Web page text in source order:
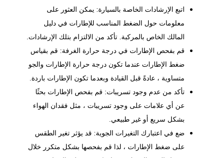
اتبع الإرشادات الخاصة بالسيارة: يمكن العثور على
معلومات حول الضغط المناسب للإطارات في دليل
المالك الخاص بالمركبة. تأكد من الالتزام بتلك الإرشادات.
قم بفحص الإطارات في درجة حرارة الغرفة: قم بقياس
ضغط الإطارات عندما تكون درجة حرارة الإطارات والجو
متساوية ، عادةً قبل القيادة وبعدما تكون الإطارات باردة.
تأكد من عدم وجود تسريبات: قم بفحص الإطارات بحثًا
عن أي علامات على وجود تسريبات ، مثل فقدان الهواء
بشكل سريع أو غير طبيعي.
ضع في اعتبارك التغيرات الجوية: قد يؤثر تغير الطقس
على ضغط الإطارات ، لذا قم بفحصها بشكل متكرر خلال